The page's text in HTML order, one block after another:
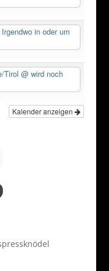
in oder um
Tirol@ wird noch
Kalender anzeigen